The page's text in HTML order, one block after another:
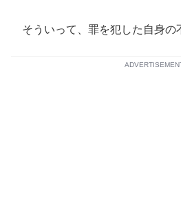
そういって、罪を犯した自身の